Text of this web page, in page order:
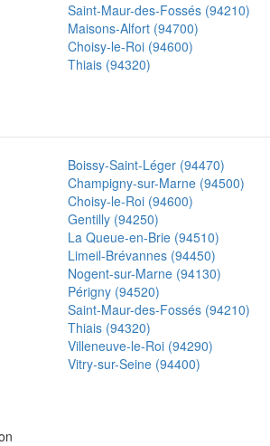
Saint-Maur-des-Fossés (94210)
Maisons-Alfort (94700)
Choisy-le-Roi (94600)
Thiais (94320)
Boissy-Saint-Léger (94470)
Champigny-sur-Marne (94500)
Choisy-le-Roi (94600)
Gentilly (94250)
La Queue-en-Brie (94510)
Limeil-Brévannes (94450)
Nogent-sur-Marne (94130)
Périgny (94520)
Saint-Maur-des-Fossés (94210)
Thiais (94320)
Villeneuve-le-Roi (94290)
Vitry-sur-Seine (94400)